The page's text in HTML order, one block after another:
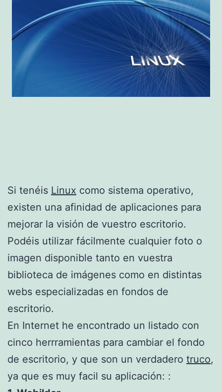
Si tenéis Linux como sistema operativo,
existen una afinidad de aplicaciones para
mejorar la visión de vuestro escritorio.
Podéis utilizar fácilmente cualquier foto o
imagen disponible tanto en vuestra
biblioteca de imágenes como en distintas
webs especializadas en fondos de
escritorio.
En Internet he encontrado un listado con
cinco herrramientas para cambiar el fondo
de escritorio, y que son un verdadero truco,
ya que es muy facil su aplicación: :